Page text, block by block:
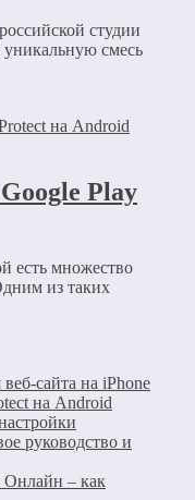
студии
уникальную смесь
Play
есть множество
из таких
сайта на iPhone
на Android
руководство и
Онлайн – как